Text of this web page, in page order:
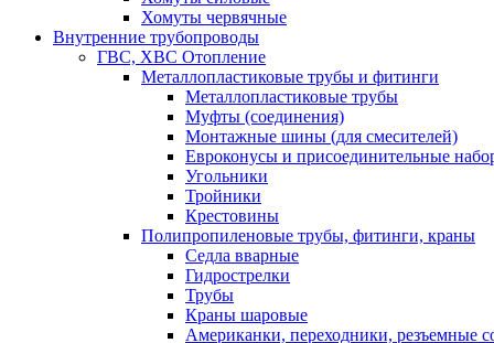
Хомуты червячные
Внутренние трубопроводы
ГВС, ХВС Отопление
Металлопластиковые трубы и фитинги
Металлопластиковые трубы
Муфты (соединения)
Монтажные шины (для смесителей)
Евроконусы и присоединительные
Угольники
Тройники
Крестовины
Полипропиленовые трубы, фитинги, краны
Седла вварные
Гидрострелки
Трубы
Краны шаровые
Американки, переходники, резъемные